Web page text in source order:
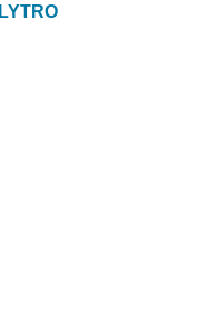
LYTRO